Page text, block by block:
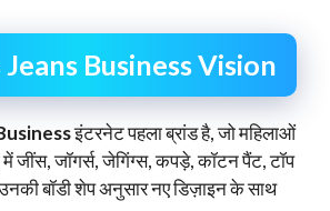
Business Vision
इंटरनेट पहला ब्रांड है, जो महिलाओं
जींस, जॉगर्स, जेगिंग्स, कपड़े, कॉटन पैंट, टॉप
बॉडी शेप अनुसार नए डिज़ाइन के साथ